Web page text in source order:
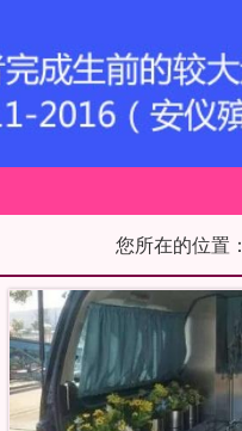
您所在的位置：